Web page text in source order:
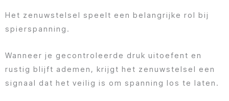
Het zenuwstelsel speelt een belangrijke rol bij
spierspanning.
Wanneer je gecontroleerde druk uitoefent en
rustig blijft ademen, krijgt het zenuwstelsel een
signaal dat het veilig is om spanning los te laten.